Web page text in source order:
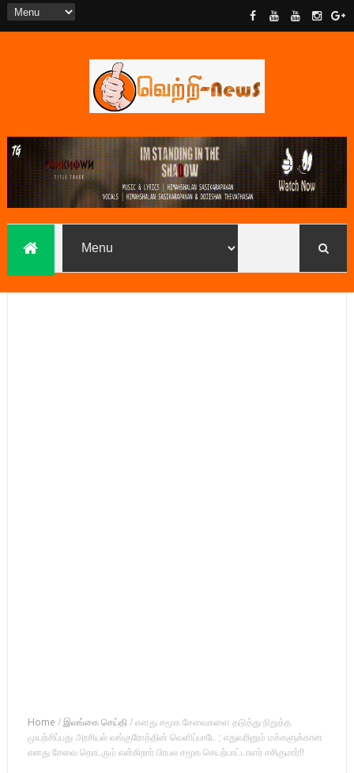
Home /இலங்கை செய்தி /எனது சமூக சேவைகளை தடுத்து நிறுத்த
முயற்சிப்பது அரசியல் வங்குரோத்தின் வெளிப்பாடே ; எதுவரினும் மக்களுக்கான
எனது சேவை தொடரும் என்கிறார் பிரபல சமூக செயற்பாட்டாளர் சசிகுமார்!!